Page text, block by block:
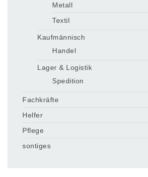
Metall
Textil
Kaufmännisch
Handel
Lager & Logistik
Spedition
Fachkräfte
Helfer
Pflege
sontiges